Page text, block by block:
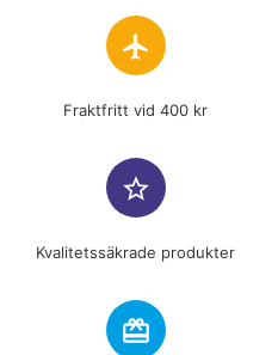
flight
Fraktfritt vid 400 kr
star_border
Kvalitetssäkrade produkter
redeem